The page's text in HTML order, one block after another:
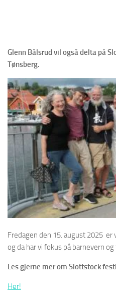
Glenn Bålsrud vil også delta på
Tønsberg.
Fredagen den 15. august 2025 er
og da har vi fokus på barnevern og
Les gjerne mer om Slottstock
Her!